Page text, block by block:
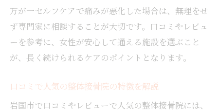
万が一セルフケアで痛みが悪化した場合は、無理をせ
ず専門家に相談することが大切です。口コミやレビュ
ーを参考に、女性が安心して通える施設を選ぶこと
が、長く続けられるケアのポイントとなります。
口コミで人気の整体接骨院の特徴を解説
岩国市で口コミやレビューで人気の整体接骨院には、